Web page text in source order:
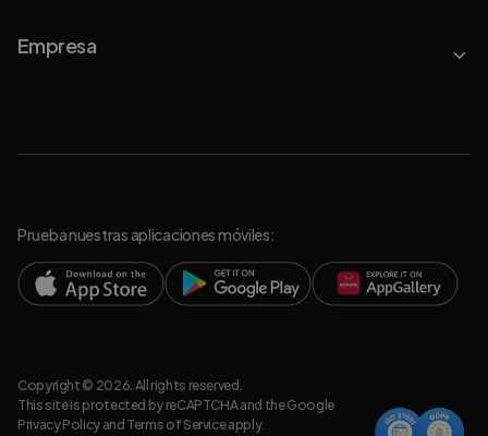
Empresa
Prueba nuestras aplicaciones móviles:
Copyright © 2026. All rights reserved.
This site is protected by reCAPTCHA and the Google
Privacy Policyand Terms of Serviceapply.